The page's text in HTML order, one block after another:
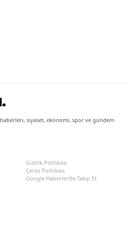
siyaset, ekonomi, spor ve gündem
Gizlilik Politikası
Çerez Politikası
Google Haberler’de Takip Et